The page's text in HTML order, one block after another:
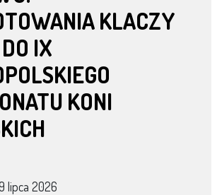
KLACZY
IX
KONI
lipca 2026